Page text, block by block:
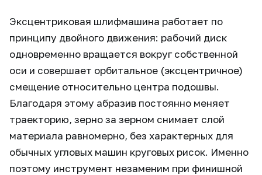
Эксцентриковая шлифмашина работает по
принципу двойного движения: рабочий диск
одновременно вращается вокруг собственной
оси и совершает орбитальное (эксцентричное)
смещение относительно центра подошвы.
Благодаря этому абразив постоянно меняет
траекторию, зерно за зерном снимает слой
материала равномерно, без характерных для
обычных угловых машин круговых рисок. Именно
поэтому инструмент незаменим при финишной